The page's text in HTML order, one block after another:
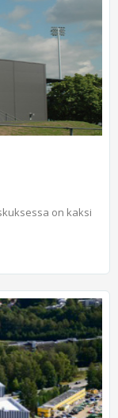
on kaksi